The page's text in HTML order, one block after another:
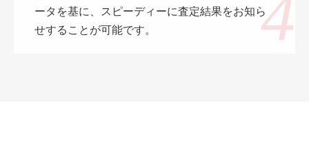
ータを基に、スピーディーに査定結果をお知ら
せすることが可能です。